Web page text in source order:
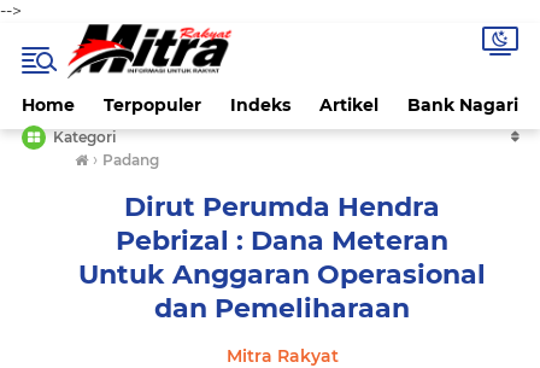
-->
Home Terpopuler Indeks Artikel Bank Nagari
Kategori
› Padang
Dirut Perumda Hendra
Pebrizal : Dana Meteran
Untuk Anggaran Operasional
dan Pemeliharaan
Mitra Rakyat